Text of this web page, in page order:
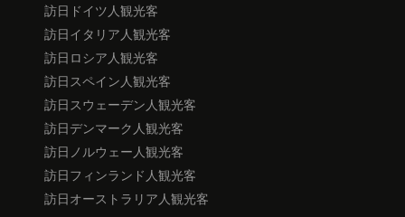
訪日ドイツ人観光客
訪日イタリア人観光客
訪日ロシア人観光客
訪日スペイン人観光客
訪日スウェーデン人観光客
訪日デンマーク人観光客
訪日ノルウェー人観光客
訪日フィンランド人観光客
訪日オーストラリア人観光客